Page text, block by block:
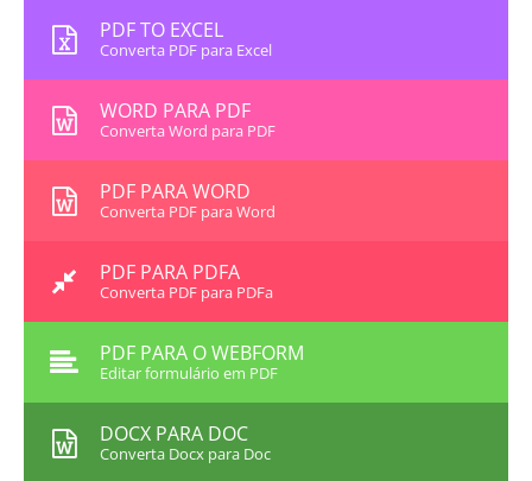
PDF TO EXCEL
Converta PDF para Excel
WORD PARA PDF
Converta Word para PDF
PDF PARA WORD
Converta PDF para Word
PDF PARA PDFA
Converta PDF para PDFa
PDF PARA O WEBFORM
Editar formulário em PDF
DOCX PARA DOC
Converta Docx para Doc